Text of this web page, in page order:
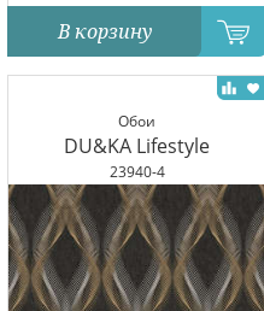
В корзину
Обои
DU&KA Lifestyle
23940-4